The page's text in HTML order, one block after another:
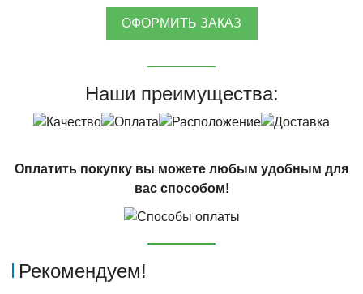
ОФОРМИТЬ ЗАКАЗ
Наши преимущества:
Оплатить покупку вы можете любым удобным для
вас способом!
Рекомендуем!